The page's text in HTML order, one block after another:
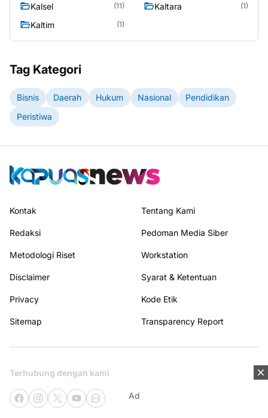
Kalsel (11) Kaltara (1)
Kaltim (1)
Tag Kategori
Bisnis Daerah Hukum Nasional
Pendidikan
Peristiwa
Ad
Kontak Tentang Kami
Redaksi Pedoman Media Siber
Metodologi Riset Workstation
Disclaimer Syarat & Ketentuan
Privacy Kode Etik
Sitemap Transparency Report
Terhubung dengan kami